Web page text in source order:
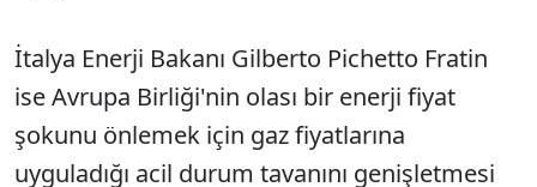
İtalya Enerji Bakanı Gilberto Pichetto Fratin
ise Avrupa Birliği'nin olası bir enerji fiyat
şokunu önlemek için gaz fiyatlarına
uyguladığı acil durum tavanını genişletmesi